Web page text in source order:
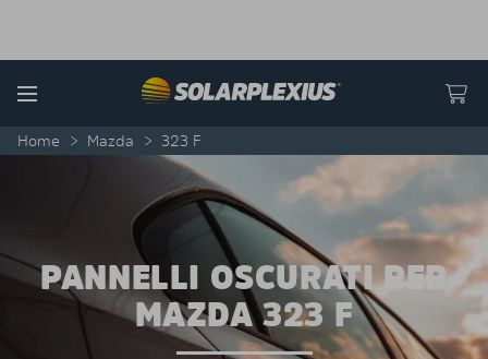
Menu
Home > Mazda > 323 F
PANNELLI OSCURATI PER
MAZDA 323 F